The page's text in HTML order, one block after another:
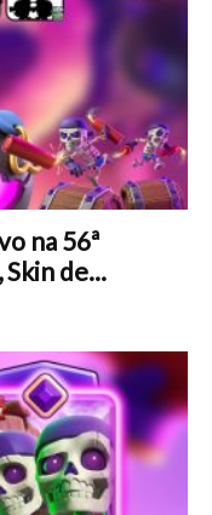
na 56ª
de...